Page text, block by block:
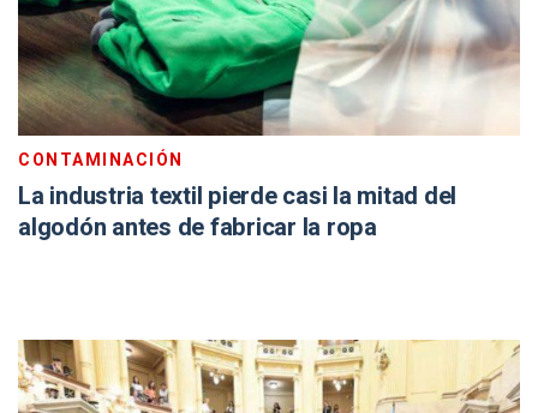
CONTAMINACIÓN
La industria textil pierde casi la mitad del
algodón antes de fabricar la ropa